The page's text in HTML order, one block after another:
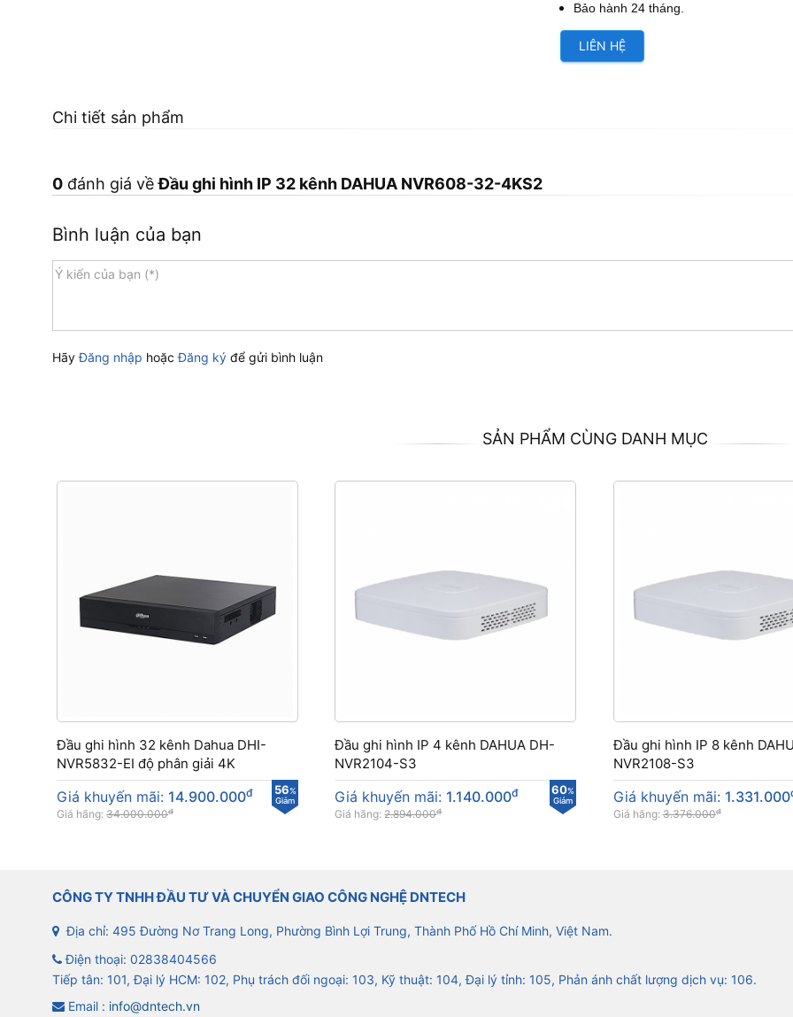
Bảo hành 24 tháng.
LIÊN HỆ
Chi tiết sản phẩm
0đánh giá vềĐầu ghi hình IP 32 kênh DAHUA NVR608-32-4KS2
Bình luận của bạn
HãyĐăng nhập hoặcĐăng ký để gửi bình luận
SẢN PHẨM CÙNG DANH MỤC
Đầu ghi hình 32 kênh Dahua DHI-
NVR5832-EI độ phân giải 4K
56%
Giảm
Giá khuyến mãi: 14.900.000đ
Giá hãng:34.000.000đ
Đầu ghi hình IP 4 kênh DAHUA DH-
NVR2104-S3
60%
Giảm
Giá khuyến mãi: 1.140.000đ
Giá hãng:2.894.000đ
Đầu ghi hình IP 8 kênh
NVR2108-S3
Giá khuyến mãi: 1.331.000
Giá hãng:3.376.000đ
CÔNG TY TNHH ĐẦU TƯ VÀ CHUYỂN GIAO CÔNG NGHỆ DNTECH
Địa chỉ: 495 Đường Nơ Trang Long, Phường Bình Lợi Trung, Thành Phố Hồ Chí Minh, Việt Nam.
Điện thoại: 02838404566
Tiếp tân: 101, Đại lý HCM: 102, Phụ trách đối ngoại: 103, Kỹ thuật: 104, Đại lý tỉnh: 105, Phản ánh chất lượng dịch vụ: 106.
Email : info@dntech.vn